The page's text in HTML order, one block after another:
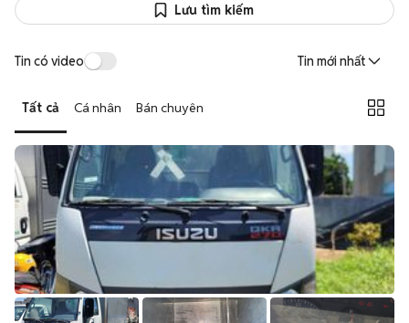
Lưu tìm kiếm
Tin có video Tin mới nhất
Tất cả Cá nhân Bán chuyên